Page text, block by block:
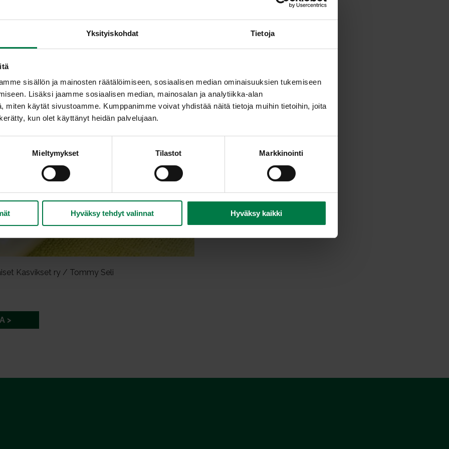
Yksityiskohdat Tietoja
sisällön ja mainosten räätälöimiseen, sosiaalisen median ominaisuuksien tukemiseen
Lisäksi jaamme sosiaalisen median, mainosalan ja analytiikka-alan
miten käytät sivustoamme. Kumppanimme voivat yhdistää näitä tietoja muihin tietoihin, joita
kun olet käyttänyt heidän palvelujaan.
Mieltymykset Tilastot Markkinointi
Hyväksy tehdyt valinnat Hyväksy kaikki
Kasvikset ry / Tommy Seli